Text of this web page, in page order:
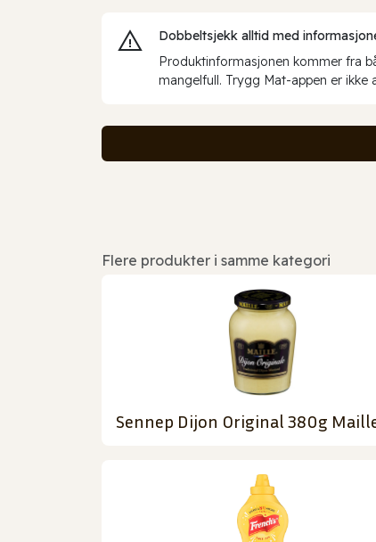
Dobbeltsjekk alltid med
Produktinformasjonen kommer fra
mangelfull. Trygg Mat-appen er ikke
Flere produkter i samme kategori
Sennep Dijon Original 380g